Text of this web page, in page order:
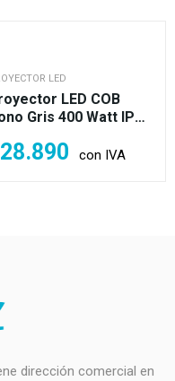
LED
LED COB
Gris 400 Watt IP66
28.890 con IVA
dirección comercial en